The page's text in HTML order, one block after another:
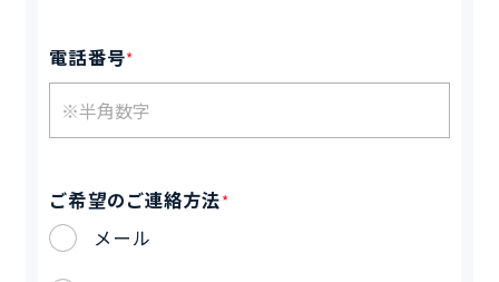
電話番号*
ご希望のご連絡方法*
メール